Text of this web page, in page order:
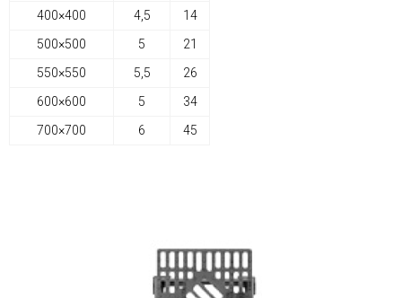
400×400
4,5
14
500×500
5
21
550×550
5,5
26
600×600
5
34
700×700
6 45